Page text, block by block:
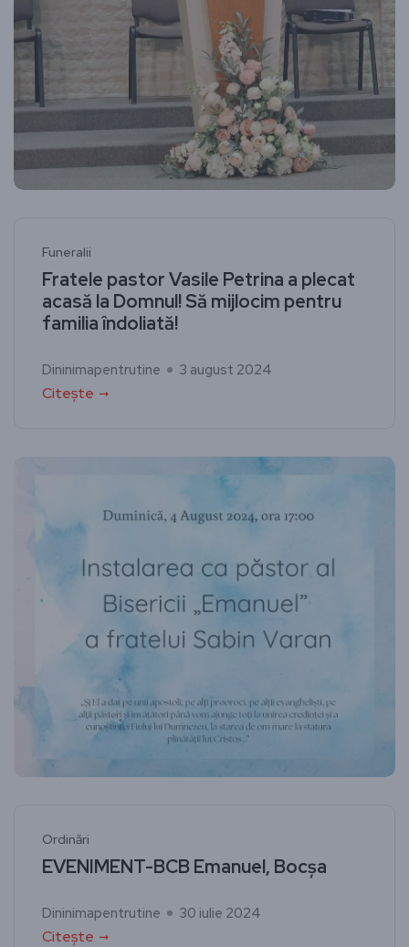
Funeralii
Fratele pastor Vasile Petrina a plecat
acasă la Domnul! Să mijlocim pentru
familia îndoliată!
Dininimapentrutine 3 august 2024
Citește
Ordinări
EVENIMENT-BCB Emanuel, Bocșa
Dininimapentrutine 30 iulie 2024
Citește